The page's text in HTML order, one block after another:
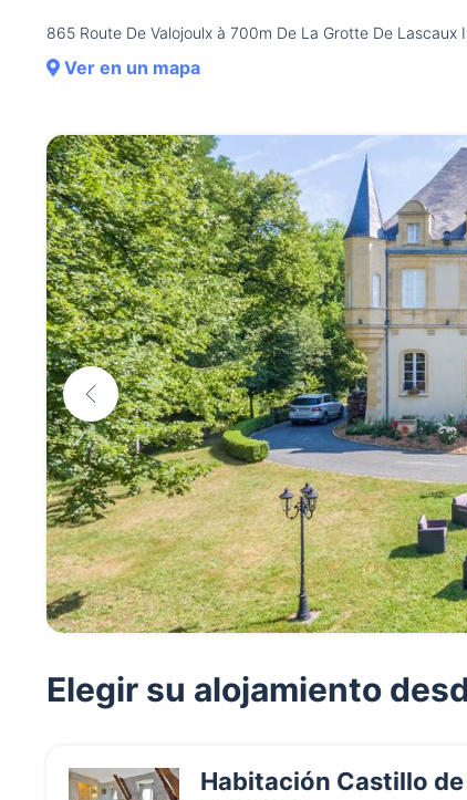
865 Route De Valojoulx à 700m De La Grotte De
Ver en un mapa
Elegir su alojamiento
Habitación Castillo